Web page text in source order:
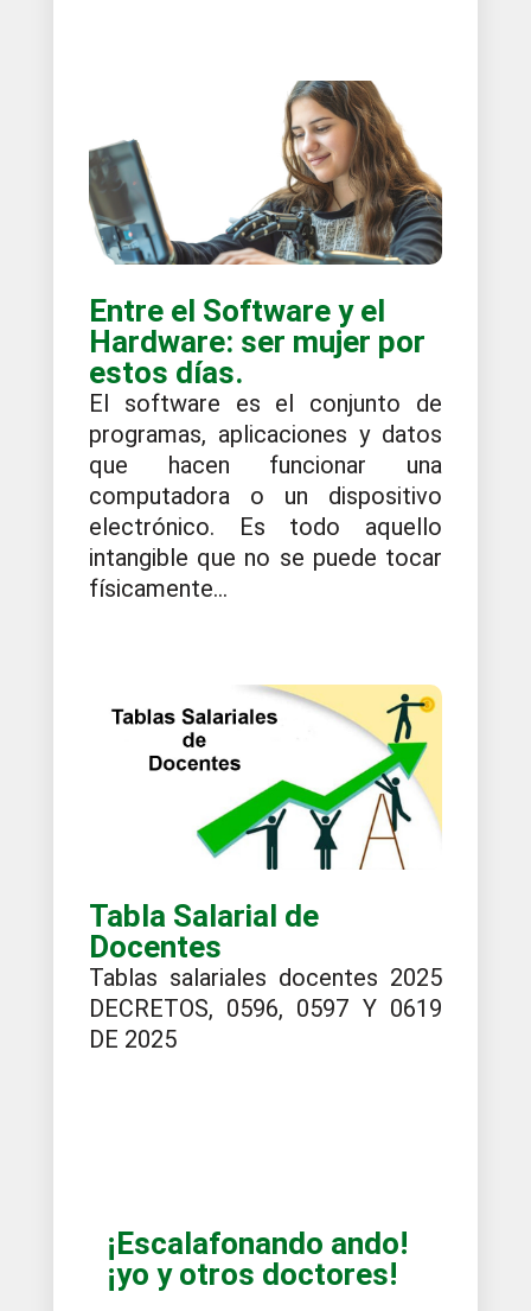
Entre el Software y el
Hardware: ser mujer por
estos días.
El software es el conjunto de
programas, aplicaciones y datos
que hacen funcionar una
computadora o un dispositivo
electrónico. Es todo aquello
intangible que no se puede tocar
físicamente...
Tabla Salarial de
Docentes
Tablas salariales docentes 2025
DECRETOS, 0596, 0597 Y 0619
DE 2025
¡Escalafonando ando!
¡yo y otros doctores!